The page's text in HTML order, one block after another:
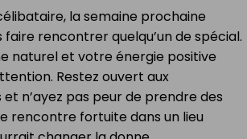
la semaine prochaine
rencontrer quelqu’un de spécial.
naturel et votre énergie positive
Restez ouvert aux
n’ayez pas peur de prendre des
rencontre fortuite dans un lieu